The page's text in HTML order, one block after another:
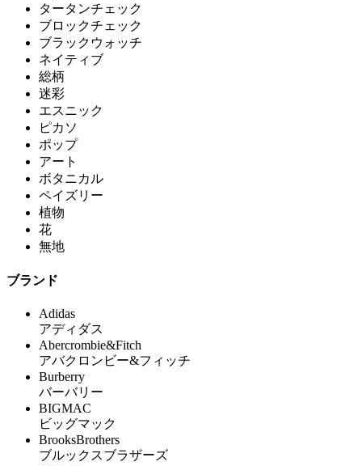
タータンチェック
ブロックチェック
ブラックウォッチ
ネイティブ
総柄
迷彩
エスニック
ピカソ
ポップ
アート
ボタニカル
ペイズリー
植物
花
無地
ブランド
Adidas
アディダス
Abercrombie&Fitch
アバクロンビー&フィッチ
Burberry
バーバリー
BIGMAC
ビッグマック
BrooksBrothers
ブルックスブラザーズ